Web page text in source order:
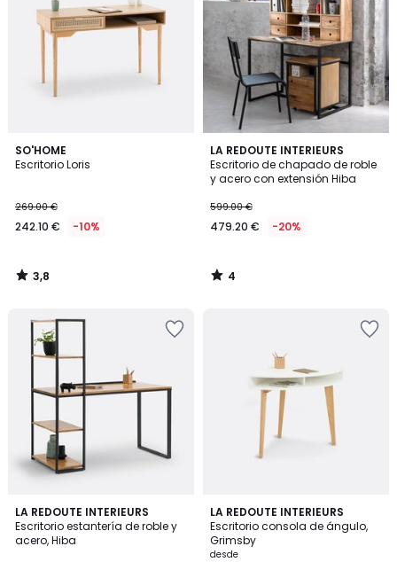
SO'HOME
Escritorio Loris
269.00 €
242.10 € -10%
3,8
/ 5
3,8
/
LA REDOUTE INTERIEURS
Escritorio de chapado de roble
y acero con extensión Hiba
599.00 €
479.20 € -20%
4
/
5
4
/
LA REDOUTE INTERIEURS
Escritorio estantería de roble y
acero, Hiba
4,1
/ 5
LA REDOUTE INTERIEURS
Escritorio consola de ángulo,
Grimsby
desde
4,4
/ 5
2
Colores